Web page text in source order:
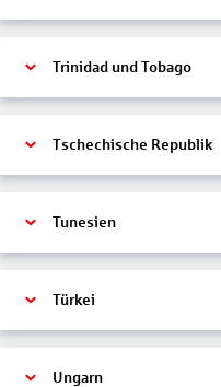
Trinidad und Tobago
Tschechische Republik
Tunesien
Türkei
Ungarn